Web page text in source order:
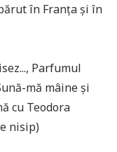
în Franța și în
Parfumul
mă mâine și
cu Teodora
nisip)